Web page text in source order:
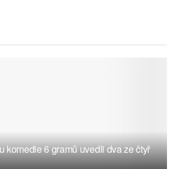
komedie 6 gramů uvedli dva ze čtyř